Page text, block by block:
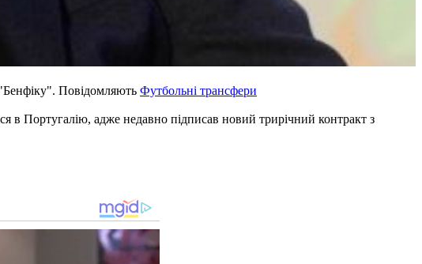
Повідомляють Футбольні трансфери
Португалію, адже недавно підписав новий трирічний контракт з